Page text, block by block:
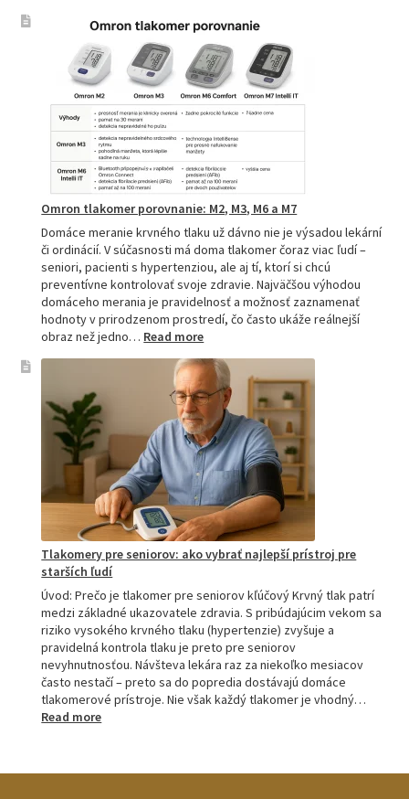
tlakomery
spoľahlivý
pomocník
pre
zdravie
Omron tlakomer porovnanie: M2, M3, M6 a M7
Domáce meranie krvného tlaku už dávno nie je výsadou lekární
či ordinácií. V súčasnosti má doma tlakomer čoraz viac ľudí –
seniori, pacienti s hypertenziou, ale aj tí, ktorí si chcú
preventívne kontrolovať svoje zdravie. Najväčšou výhodou
domáceho merania je pravidelnosť a možnosť zaznamenať
hodnoty v prirodzenom prostredí, čo často ukáže reálnejší
obraz než jedno… Read more:
tlakomer
porovnanie:
M2,
M3,
M6
a
M7
Tlakomery pre seniorov: ako vybrať najlepší prístroj pre
starších ľudí
Úvod: Prečo je tlakomer pre seniorov kľúčový Krvný tlak patrí
medzi základné ukazovatele zdravia. S pribúdajúcim vekom sa
riziko vysokého krvného tlaku (hypertenzie) zvyšuje a
pravidelná kontrola tlaku je preto pre seniorov
nevyhnutnosťou. Návšteva lekára raz za niekoľko mesiacov
často nestačí – preto sa do popredia dostávajú domáce
tlakomerové prístroje. Nie však každý tlakomer je vhodný…
Read more: